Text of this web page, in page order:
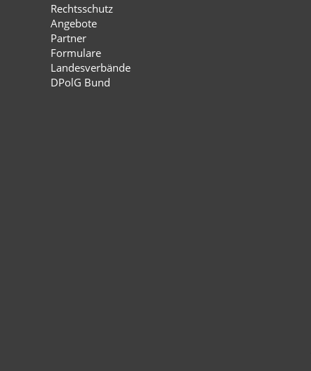
Rechtsschutz
Angebote
Partner
Formulare
Landesverbände
DPolG Bund